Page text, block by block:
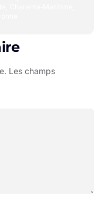
Les champs